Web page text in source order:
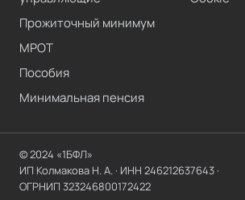
Прожиточный минимум
МРОТ
Пособия
Минимальная пенсия
© 2024 «1БФЛ»
ИП Колмакова Н. А. · ИНН 246212637643 ·
ОГРНИП 323246800172422